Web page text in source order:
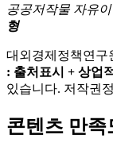
공공저작물 자유
형
대외경제정책연구
: 출처표시 + 상업
있습니다. 저작권
콘텐츠 만족